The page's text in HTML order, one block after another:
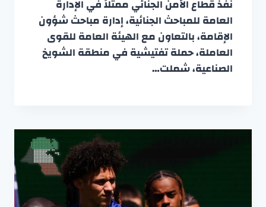
نفذ قطاع الأمن الجنائي ممثلاً في الإدارة
العامة للمباحث الجنائية، إدارة مباحث شؤون
الإقامة، بالتعاون مع الهيئة العامة للقوى
العاملة، حملة تفتيشية في منطقة الشويخ
الصناعية، شملت…